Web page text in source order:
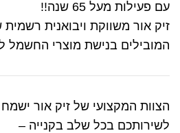
עם פעילות מעל 65 שנה!!
זיק אור משווקת ויבואנית
המובילים בנישת מוצרי החשמל
הצוות המקצועי של זיק אור
לשירותכם בכל שלב בקנייה –